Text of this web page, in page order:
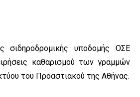
σιδηροδρομικής υποδομής ΟΣΕ
καθαρισμού των γραμμών
του Προαστιακού της Αθήνας.